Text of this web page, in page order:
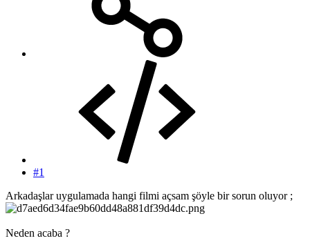
#1
Arkadaşlar uygulamada hangi filmi açsam şöyle bir sorun oluyor ;
Neden acaba ?